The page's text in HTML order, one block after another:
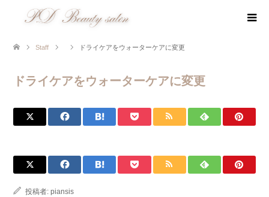
Staff ドライケアをウォーターケアに変更
ドライケアをウォーターケアに変更
投稿者: piansis